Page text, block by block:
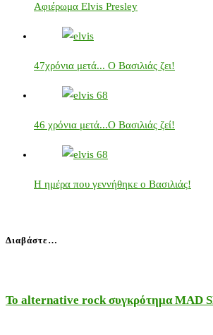
Αφιέρωμα Elvis Presley
47χρόνια μετά... Ο Βασιλιάς ζει!
46 χρόνια μετά...Ο Βασιλιάς ζεί!
Η ημέρα που γεννήθηκε ο Βασιλιάς!
Διαβάστε…
Το alternative rock συγκρότημα MAD